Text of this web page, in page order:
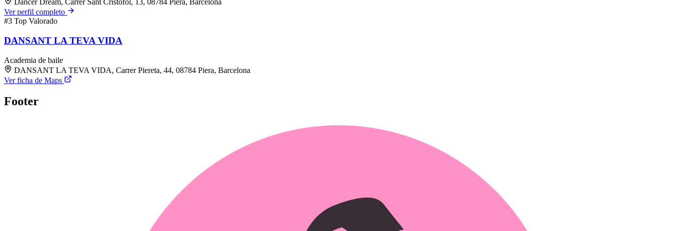
Dancer Dream, Carrer Sant Cristòfol, 13, 08784 Piera, Barcelona
Ver perfil completo
#3 Top Valorado
DANSANT LA TEVA VIDA
Academia de baile
DANSANT LA TEVA VIDA, Carrer Piereta, 44, 08784 Piera, Barcelona
Ver ficha de Maps
Footer